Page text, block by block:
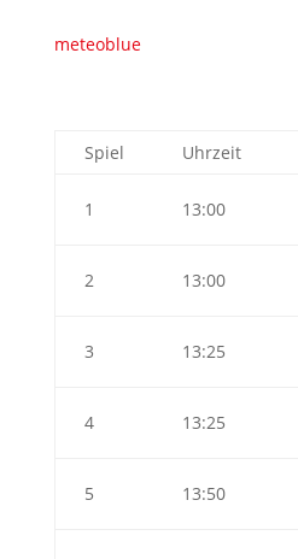
meteoblue
Spiel Uhrzeit
1 13:00
2 13:00
3 13:25
4 13:25
5 13:50